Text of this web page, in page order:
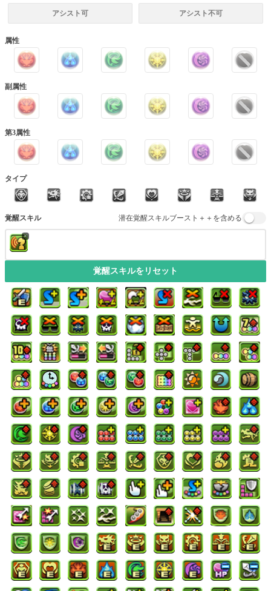
アシスト可 アシスト不可
属性
副属性
第3属性
タイプ
覚醒スキル 潜在覚醒スキルブースト＋＋を含める
×
覚醒スキルをリセット